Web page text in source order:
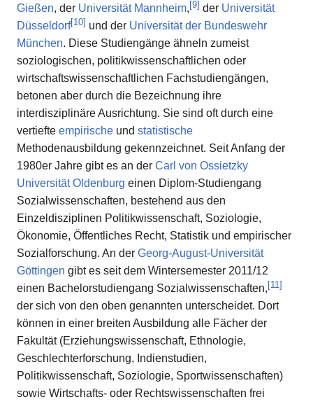
Gießen, der Universität Mannheim, [9] der Universität
Düsseldorf[10] und der Universität der Bundeswehr
München. Diese Studiengänge ähneln zumeist
soziologischen, politikwissenschaftlichen oder
wirtschaftswissenschaftlichen Fachstudiengängen,
betonen aber durch die Bezeichnung ihre
interdisziplinäre Ausrichtung. Sie sind oft durch eine
vertiefte empirische und statistische
Methodenausbildung gekennzeichnet. Seit Anfang der
1980er Jahre gibt es an der Carl von Ossietzky
Universität Oldenburg einen Diplom-Studiengang
Sozialwissenschaften, bestehend aus den
Einzeldisziplinen Politikwissenschaft, Soziologie,
Ökonomie, Öffentliches Recht, Statistik und empirischer
Sozialforschung. An der Georg-August-Universität
Göttingen gibt es seit dem Wintersemester 2011/12
einen Bachelorstudiengang Sozialwissenschaften, [11 ]
der sich von den oben genannten unterscheidet. Dort
können in einer breiten Ausbildung alle Fächer der
Fakultät (Erziehungswissenschaft, Ethnologie,
Geschlechterforschung, Indienstudien,
Politikwissenschaft, Soziologie, Sportwissenschaften)
sowie Wirtschafts- oder Rechtswissenschaften frei